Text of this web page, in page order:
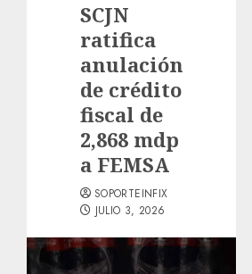
SCJN
ratifica
anulación
de crédito
fiscal de
2,868 mdp
a FEMSA
SOPORTEINFIX
JULIO 3, 2026